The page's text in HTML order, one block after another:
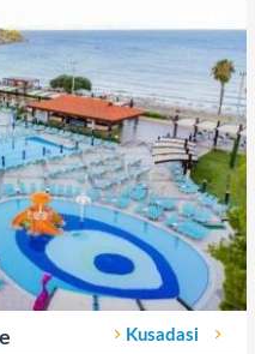
Kusadasi